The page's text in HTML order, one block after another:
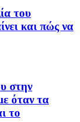
του
και πώς να
στην
όταν τα
το